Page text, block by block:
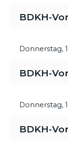
BDKH-
Donnerstag,
BDKH-
Donnerstag,
BDKH-